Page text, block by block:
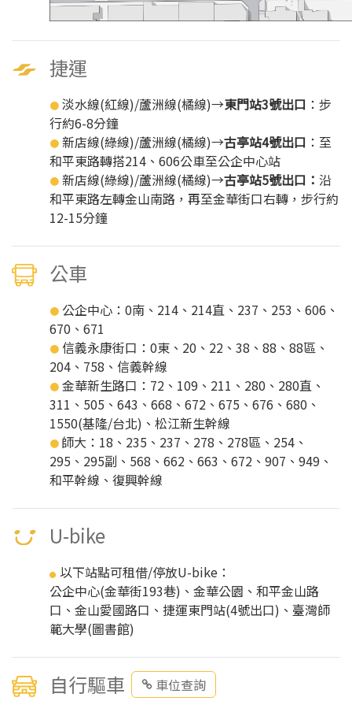
捷運
● 淡水線(紅線)/蘆洲線(橘線)→東門站3號出口 ：步
行約6-8分鐘
● 新店線(綠線)/蘆洲線(橘線)→古亭站4號出口 ：至
和平東路轉搭214、606公車至公企中心站
● 新店線(綠線)/蘆洲線(橘線)→古亭站5號出口： 沿
和平東路左轉金山南路，再至金華街口右轉，步行約
12-15分鐘
公車
● 公企中心：0南、214、214直、237、253、606、
670、671
● 信義永康街口：0東、20、22、38、88、88區、
204、758、信義幹線
● 金華新生路口：72、109、211、280、280直、
311、505、643、668、672、675、676、680、
1550(基隆/台北)、松江新生幹線
● 師大：18、235、237、278、278區、254、
295、295副、568、662、663、672、907、949、
和平幹線、復興幹線
U-bike
● 以下站點可租借/停放U-bike：
公企中心(金華街193巷)、金華公園、和平金山路
口、金山愛國路口、捷運東門站(4號出口)、臺灣師
範大學(圖書館)
自行驅車
車位查詢